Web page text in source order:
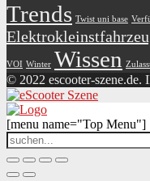
Trends Twist uni base
VOI Winter Wissen
© 2022 escooter-szene.de.
[menu name="Top Menu"]